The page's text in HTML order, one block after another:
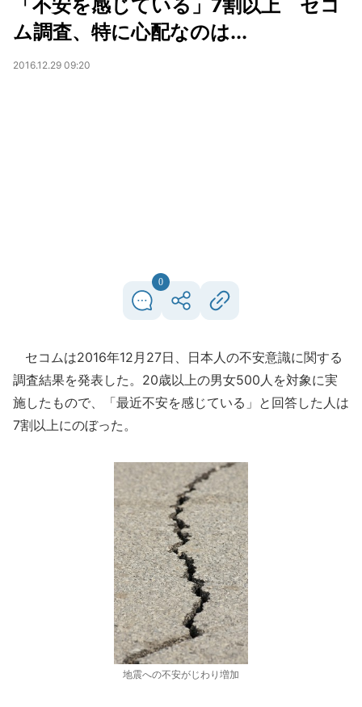
「不安を感じている」7割以上 セコ
ム調査、特に心配なのは...
2016.12.29 09:20
0
セコムは2016年12月27日、日本人の不安意識に関する
調査結果を発表した。20歳以上の男女500人を対象に実
施したもので、「最近不安を感じている」と回答した人は
7割以上にのぼった。
地震への不安がじわり増加